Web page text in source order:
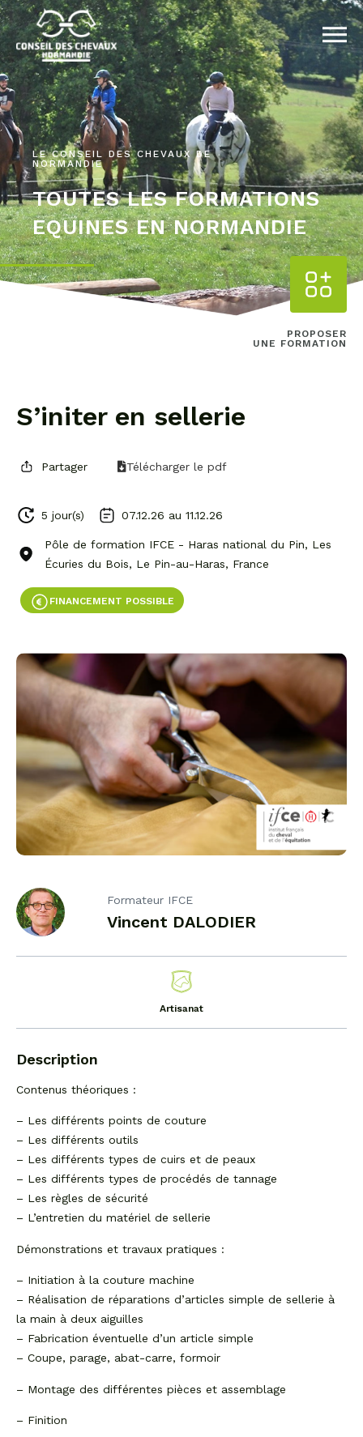
LE CONSEIL DES CHEVAUX DE
NORMANDIE
TOUTES LES FORMATIONS
EQUINES EN NORMANDIE
PROPOSER
UNE FORMATION
S’initer en sellerie
Partager Télécharger le pdf
5 jour(s) 07.12.26 au 11.12.26
Pôle de formation IFCE - Haras national du Pin, Les
Écuries du Bois, Le Pin-au-Haras, France
FINANCEMENT POSSIBLE
Formateur IFCE
Vincent DALODIER
Artisanat
Description
Contenus théoriques :
– Les différents points de couture
– Les différents outils
– Les différents types de cuirs et de peaux
– Les différents types de procédés de tannage
– Les règles de sécurité
– L’entretien du matériel de sellerie
Démonstrations et travaux pratiques :
– Initiation à la couture machine
– Réalisation de réparations d’articles simple de sellerie à
la main à deux aiguilles
– Fabrication éventuelle d’un article simple
– Coupe, parage, abat-carre, formoir
– Montage des différentes pièces et assemblage
– Finition